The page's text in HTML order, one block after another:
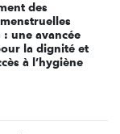
des
une avancée
la dignité et
à l’hygiène